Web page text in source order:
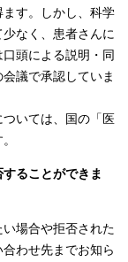
す。しかし、科学
なく、患者さんに
頭による説明・同
議で承認していま
いては、国の「医
ることができま
場合や拒否された
わせ先までお知ら